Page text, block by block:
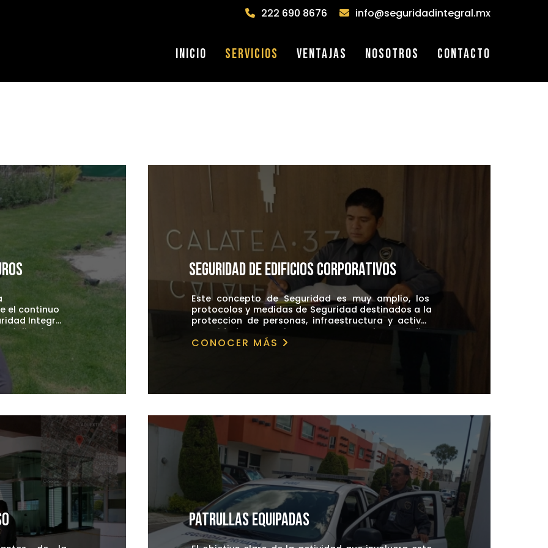
222 690 8676 info@seguridadintegral.mx
Inicio Servicios Ventajas Nosotros Contacto
el continuo
Integral,
y
junto
la
en
Seguridad de edificios corporativos
Este concepto de Seguridad es muy amplio, los
protocolos y medidas de Seguridad destinados a la
proteccion de personas, infraestructura y activos
deben estar diseñados de acuerdo a los intereses a
resguardar.
Seguridad Integral, cuenta con los medios
operativos y Recurso Humano para tu tranquilidad
CONOCER MÁS
Patrullas equipadas